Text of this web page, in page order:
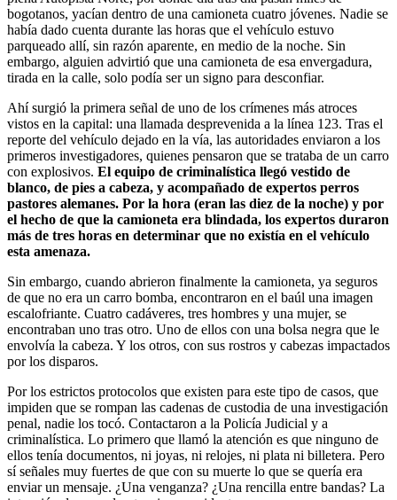
bogotanos, yacían dentro de una camioneta cuatro jóvenes. Nadie se
había dado cuenta durante las horas que el vehículo estuvo
parqueado allí, sin razón aparente, en medio de la noche. Sin
embargo, alguien advirtió que una camioneta de esa envergadura,
tirada en la calle, solo podía ser un signo para desconfiar.
Ahí surgió la primera señal de uno de los crímenes más atroces
vistos en la capital: una llamada desprevenida a la línea 123. Tras el
reporte del vehículo dejado en la vía, las autoridades enviaron a los
primeros investigadores, quienes pensaron que se trataba de un carro
con explosivos. El equipo de criminalística llegó vestido de
blanco, de pies a cabeza, y acompañado de expertos perros
pastores alemanes. Por la hora (eran las diez de la noche) y por
el hecho de que la camioneta era blindada, los expertos duraron
más de tres horas en determinar que no existía en el vehículo
esta amenaza.
Sin embargo, cuando abrieron finalmente la camioneta, ya seguros
de que no era un carro bomba, encontraron en el baúl una imagen
escalofriante. Cuatro cadáveres, tres hombres y una mujer, se
encontraban uno tras otro. Uno de ellos con una bolsa negra que le
envolvía la cabeza. Y los otros, con sus rostros y cabezas impactados
por los disparos.
Por los estrictos protocolos que existen para este tipo de casos, que
impiden que se rompan las cadenas de custodia de una investigación
penal, nadie los tocó. Contactaron a la Policía Judicial y a
criminalística. Lo primero que llamó la atención es que ninguno de
ellos tenía documentos, ni joyas, ni relojes, ni plata ni billetera. Pero
sí señales muy fuertes de que con su muerte lo que se quería era
enviar un mensaje. ¿Una venganza? ¿Una rencilla entre bandas? La